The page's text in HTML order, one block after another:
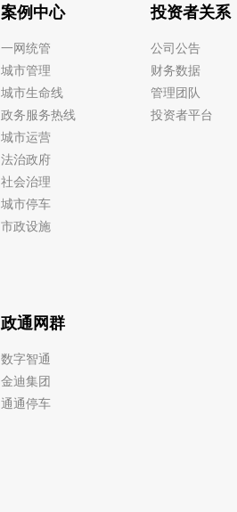
案例中心
一网统管
城市管理
城市生命线
政务服务热线
城市运营
法治政府
社会治理
城市停车
市政设施
投资者关系
公司公告
财务数据
管理团队
投资者平台
政通网群
数字智通
金迪集团
通通停车